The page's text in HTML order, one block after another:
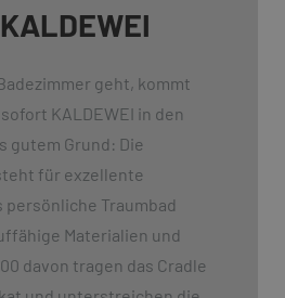
geht, kommt
KALDEWEI in den
gutem Grund: Die
für exzellente
persönliche Traumbad
Materialien und
davon tragen das Cradle